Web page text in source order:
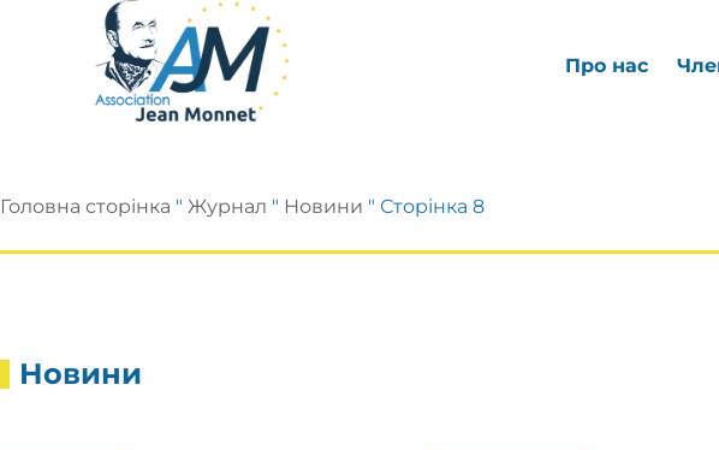
Про нас
Головна сторінка " Журнал " Новини " Сторінка 8
Новини